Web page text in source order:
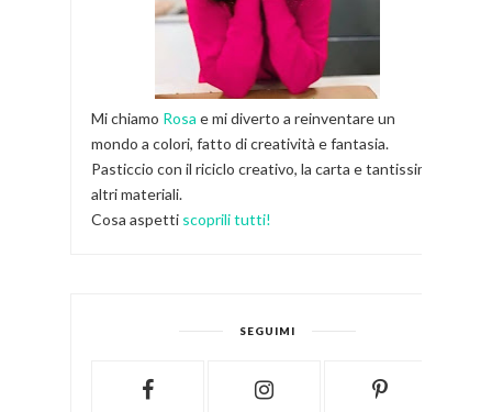
Mi chiamo Rosa e mi diverto a reinventare un
mondo a colori, fatto di creatività e fantasia.
Pasticcio con il riciclo creativo, la carta e tantissimi
altri materiali.
Cosa aspetti scoprili tutti!
SEGUIMI